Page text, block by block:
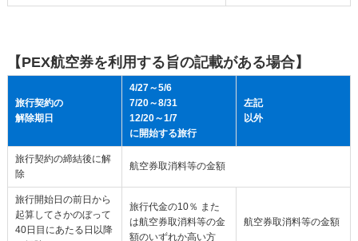
【PEX航空券を利用する旨の記載がある場合】
旅行契約の
解除期日
4/27～5/6
7/20～8/31
12/20～1/7
に開始する旅行
左記
以外
旅行契約の締結後に解
除
航空券取消料等の金額
旅行開始日の前日から
起算してさかのぼって
40日目にあたる日以降
旅行代金の10％ また
は航空券取消料等の金
額のいずれか高い方
航空券取消料等の金額